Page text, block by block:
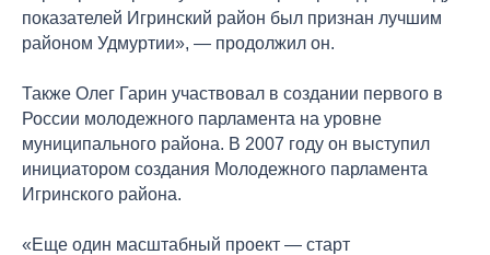
показателей Игринский район был признан лучшим
районом Удмуртии», — продолжил он.
Также Олег Гарин участвовал в создании первого в
России молодежного парламента на уровне
муниципального района. В 2007 году он выступил
инициатором создания Молодежного парламента
Игринского района.
«Еще один масштабный проект — старт